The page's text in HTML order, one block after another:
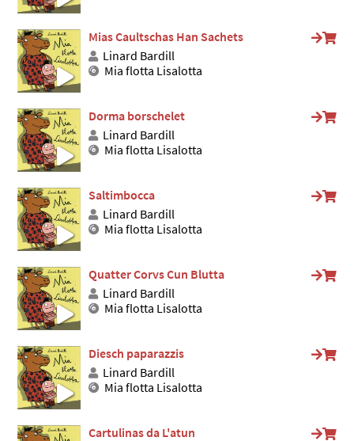
Mias Caultschas Han Sachets
Linard Bardill
Mia flotta Lisalotta
Dorma borschelet
Linard Bardill
Mia flotta Lisalotta
Saltimbocca
Linard Bardill
Mia flotta Lisalotta
Quatter Corvs Cun Blutta
Linard Bardill
Mia flotta Lisalotta
Diesch paparazzis
Linard Bardill
Mia flotta Lisalotta
Cartulinas da L'atun